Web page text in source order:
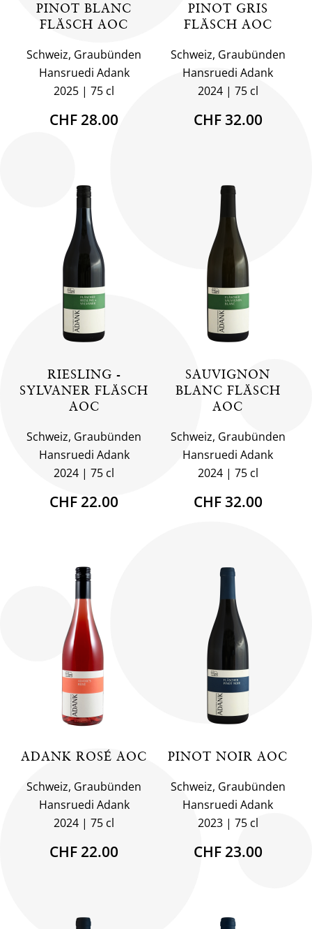
PINOT BLANC
FLÄSCH AOC
Schweiz, Graubünden
Hansruedi Adank
2025
75 cl
CHF 28.00
PINOT GRIS
FLÄSCH AOC
Schweiz, Graubünden
Hansruedi Adank
2024
75 cl
CHF 32.00
RIESLING -
SYLVANER FLÄSCH
AOC
Schweiz, Graubünden
Hansruedi Adank
2024
75 cl
CHF 22.00
SAUVIGNON
BLANC FLÄSCH
AOC
Schweiz, Graubünden
Hansruedi Adank
2024
75 cl
CHF 32.00
ADANK ROSÉ AOC
Schweiz, Graubünden
Hansruedi Adank
2024
75 cl
CHF 22.00
PINOT NOIR AOC
Schweiz, Graubünden
Hansruedi Adank
2023
75 cl
CHF 23.00